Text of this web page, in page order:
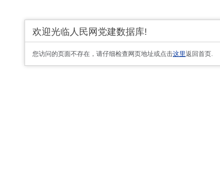
欢迎光临人民网党建数据库!
您访问的页面不存在，请仔细检查网页地址或点击这里返回首页.